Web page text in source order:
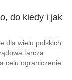
do kiedy i jak
dla wielu polskich
tarcza
celu ograniczenie